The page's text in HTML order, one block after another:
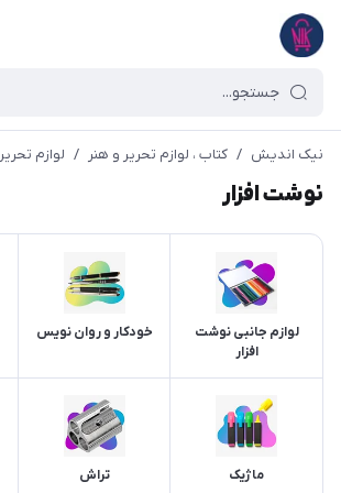
نیک اندیش / کتاب ، لوازم تحریر و هنر / لوازم تحریر
نوشت افزار
لوازم جانبی نوشت
افزار
خودکار و روان نویس
ماژیک تراش